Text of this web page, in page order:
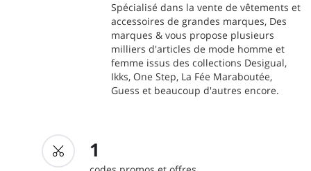
Spécialisé dans la vente de vêtements et
accessoires de grandes marques, Des
marques & vous propose plusieurs
milliers d'articles de mode homme et
femme issus des collections Desigual,
Ikks, One Step, La Fée Maraboutée,
Guess et beaucoup d'autres encore.
1